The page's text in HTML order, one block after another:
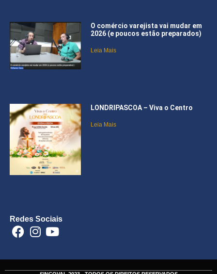
O comércio varejista vai mudar em
2026 (e poucos estão preparados)
Leia Mais
LONDRIPASCOA – Viva o Centro
Leia Mais
Redes Sociais